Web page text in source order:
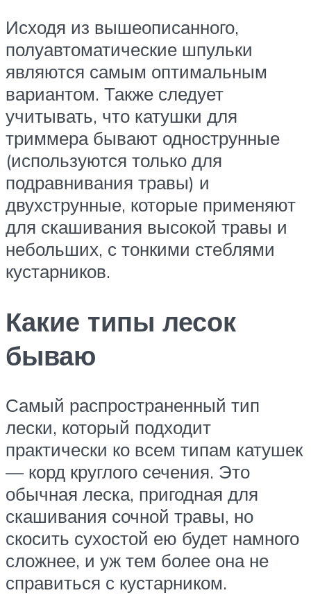
Исходя из вышеописанного,
полуавтоматические шпульки
являются самым оптимальным
вариантом. Также следует
учитывать, что катушки для
триммера бывают однострунные
(используются только для
подравнивания травы) и
двухструнные, которые применяют
для скашивания высокой травы и
небольших, с тонкими стеблями
кустарников.
Какие типы лесок
бываю
Самый распространенный тип
лески, который подходит
практически ко всем типам катушек
— корд круглого сечения. Это
обычная леска, пригодная для
скашивания сочной травы, но
скосить сухостой ею будет намного
сложнее, и уж тем более она не
справиться с кустарником.